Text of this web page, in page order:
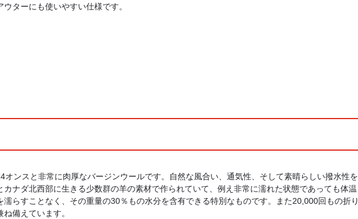
ターにも使いやすい仕様です。
オンスと非常に肉厚なバージンウールです。自然な風合い、通気性、そして素晴らしい撥水性を
カナダ北西部に生きる少数群の羊の素材で作られていて、例え非常に濡れた状態であっても体温
濡らすことなく、その重量の30％もの水分を含有できる特別なものです。また20,000回もの折り
備えています。